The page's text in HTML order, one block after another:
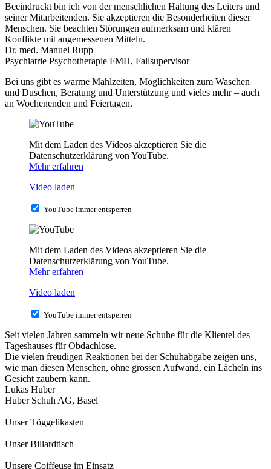
Beeindruckt bin ich von der menschlichen Haltung des Leiters und
seiner Mitarbeitenden. Sie akzeptieren die Besonderheiten dieser
Menschen. Sie beachten Störungen aufmerksam und klären
Konflikte mit angemessenen Mitteln.
Dr. med. Manuel Rupp
Psychiatrie Psychotherapie FMH, Fallsupervisor
Bei uns gibt es warme Mahlzeiten, Möglichkeiten zum Waschen
und Duschen, Beratung und Unterstützung und vieles mehr – auch
an Wochenenden und Feiertagen.
Mit dem Laden des Videos akzeptieren Sie die
Datenschutzerklärung von YouTube.
Mehr erfahren
Video laden
YouTube immer entsperren
Mit dem Laden des Videos akzeptieren Sie die
Datenschutzerklärung von YouTube.
Mehr erfahren
Video laden
YouTube immer entsperren
Seit vielen Jahren sammeln wir neue Schuhe für die Klientel des
Tageshauses für Obdachlose.
Die vielen freudigen Reaktionen bei der Schuhabgabe zeigen uns,
wie man diesen Menschen, ohne grossen Aufwand, ein Lächeln ins
Gesicht zaubern kann.
Lukas Huber
Huber Schuh AG, Basel
Unser Töggelikasten
Unser Billardtisch
Unsere Coiffeuse im Einsatz